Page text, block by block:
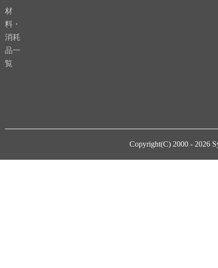
材
料・
消耗
品一
覧
Copyright(C) 2000 - 2026